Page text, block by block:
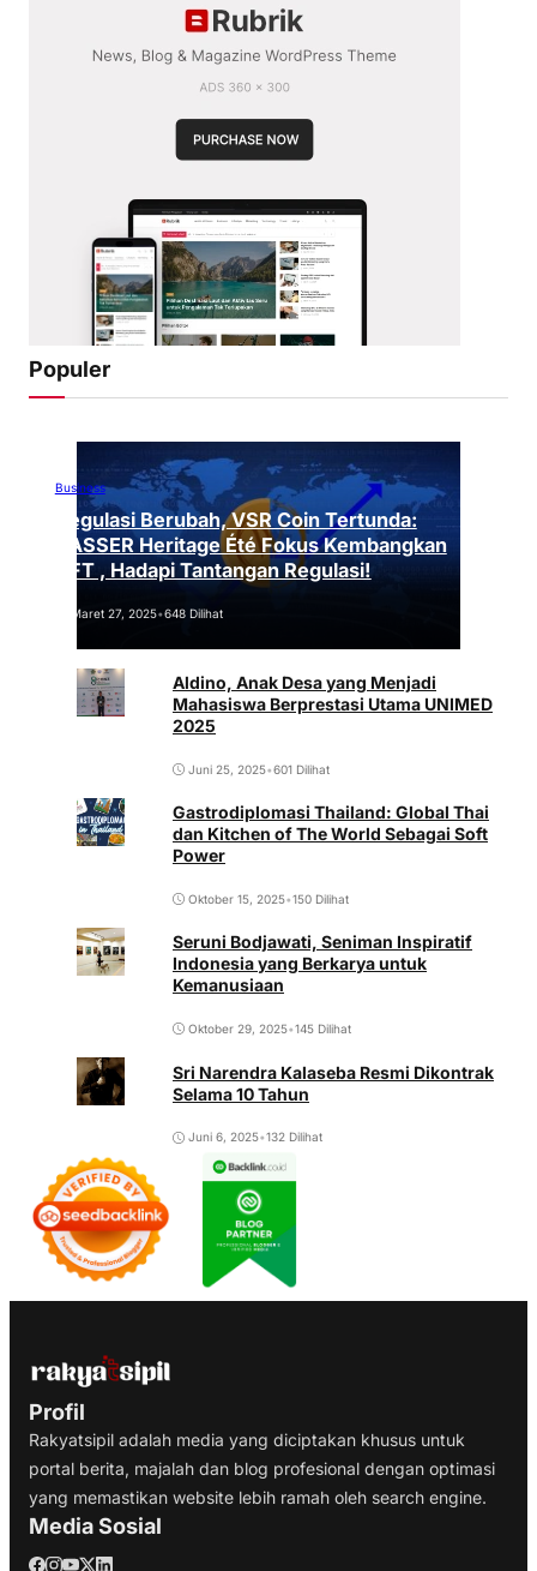
Populer
Business
Regulasi Berubah, VSR Coin Tertunda:
VASSER Heritage Été Fokus Kembangkan
NFT , Hadapi Tantangan Regulasi!
Maret 27, 2025•648 Dilihat
Aldino, Anak Desa yang Menjadi
Mahasiswa Berprestasi Utama UNIMED
2025
Juni 25, 2025•601 Dilihat
Gastrodiplomasi Thailand: Global Thai
dan Kitchen of The World Sebagai Soft
Power
Oktober 15, 2025•150 Dilihat
Seruni Bodjawati, Seniman Inspiratif
Indonesia yang Berkarya untuk
Kemanusiaan
Oktober 29, 2025•145 Dilihat
Sri Narendra Kalaseba Resmi Dikontrak
Selama 10 Tahun
Juni 6, 2025•132 Dilihat
Profil
Rakyatsipil adalah media yang diciptakan khusus untuk
portal berita, majalah dan blog profesional dengan optimasi
yang memastikan website lebih ramah oleh search engine.
Media Sosial